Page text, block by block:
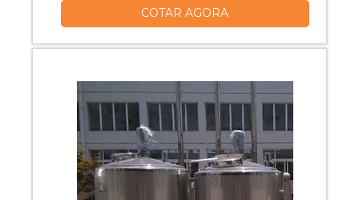
muito a vida de qualquer empresa. Uma
para exposição vertical e aumenta a vida
embalagem tem um processo final de
fácil manuseio, ...
COTAR AGORA